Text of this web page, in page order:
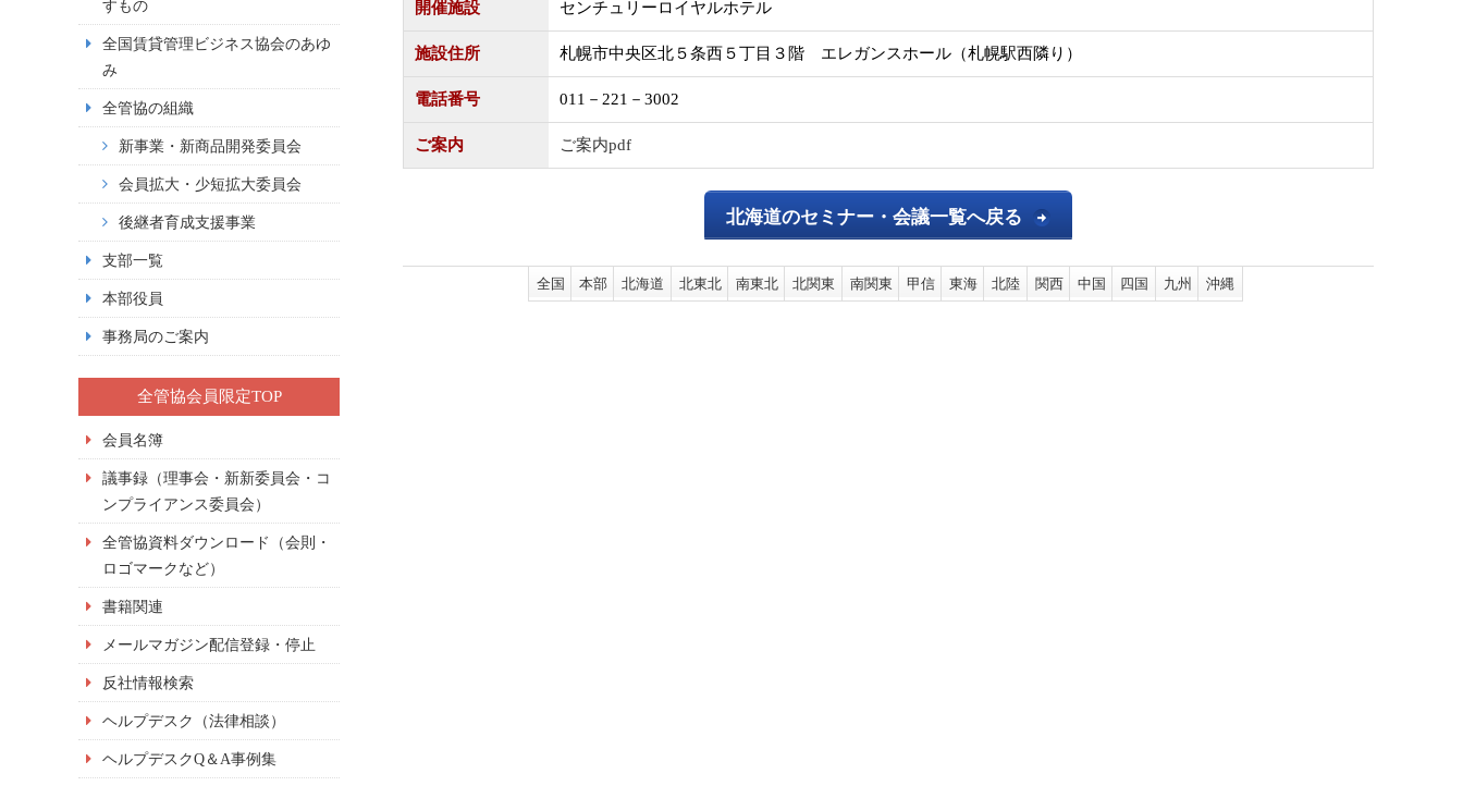
開催施設 センチュリーロイヤルホテル
施設住所 札幌市中央区北５条西５丁目３階 エレガンスホール（札幌駅西隣り）
電話番号 011－221－3002
ご案内 ご案内pdf
北海道のセミナー・会議一覧へ戻る
全国 本部 北海道 北東北 南東北 北関東 南関東 甲信 東海 北陸 関西 中国 四国 九州 沖縄
すもの
全国賃貸管理ビジネス協会のあゆ
み
全管協の組織
新事業・新商品開発委員会
会員拡大・少短拡大委員会
後継者育成支援事業
支部一覧
本部役員
事務局のご案内
全管協会員限定TOP
会員名簿
議事録（理事会・新新委員会・コ
ンプライアンス委員会）
全管協資料ダウンロード（会則・
ロゴマークなど）
書籍関連
メールマガジン配信登録・停止
反社情報検索
ヘルプデスク（法律相談）
ヘルプデスクQ＆A事例集